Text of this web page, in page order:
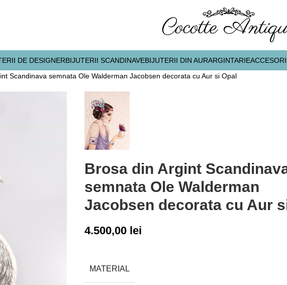
DE DESIGNERBIJUTERII SCANDINAVEBIJUTERII DIN AURARGINTARIE
Scandinava semnata Ole Walderman Jacobsen decorata cu Aur si Opal
Brosa din Argint
semnata Ole Walderman
Jacobsen decorata cu Aur
4.500,00 lei
MATERIAL